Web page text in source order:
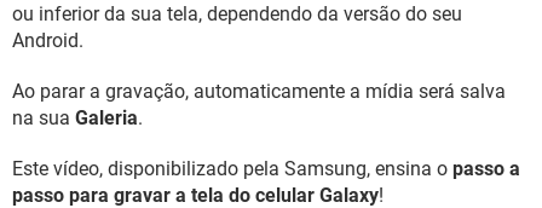
ou inferior da sua tela, dependendo da versão do seu
Android.
Ao parar a gravação, automaticamente a mídia será salva
na sua Galeria.
Este vídeo, disponibilizado pela Samsung, ensina o passo a
passo para gravar a tela do celular Galaxy!